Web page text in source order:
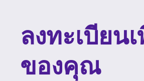
ลงทะเบียน
ของคุณ